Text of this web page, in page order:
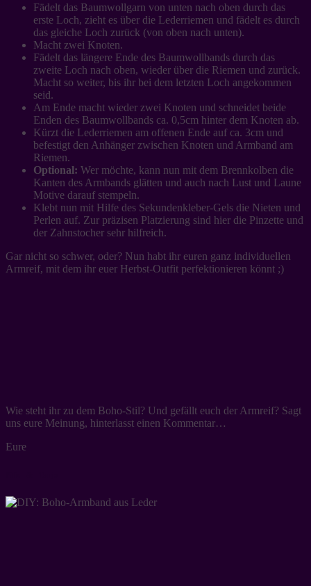
Fädelt das Baumwollgarn von unten nach oben durch das
erste Loch, zieht es über die Lederriemen und fädelt es durch
das gleiche Loch zurück (von oben nach unten).
Macht zwei Knoten.
Fädelt das längere Ende des Baumwollbands durch das
zweite Loch nach oben, wieder über die Riemen und zurück.
Macht so weiter, bis ihr bei dem letzten Loch angekommen
seid.
Am Ende macht wieder zwei Knoten und schneidet beide
Enden des Baumwollbands ca. 0,5cm hinter dem Knoten ab.
Kürzt die Lederriemen am offenen Ende auf ca. 3cm und
befestigt den Anhänger zwischen Knoten und Armband am
Riemen.
Optional: Wer möchte, kann nun mit dem Brennkolben die
Kanten des Armbands glätten und auch nach Lust und Laune
Motive darauf stempeln.
Klebt nun mit Hilfe des Sekundenkleber-Gels die Nieten und
Perlen auf. Zur präzisen Platzierung sind hier die Pinzette und
der Zahnstocher sehr hilfreich.
Gar nicht so schwer, oder? Nun habt ihr euren ganz individuellen
Armreif, mit dem ihr euer Herbst-Outfit perfektionieren könnt ;)
Wie steht ihr zu dem Boho-Stil? Und gefällt euch der Armreif? Sagt
uns eure Meinung, hinterlasst einen Kommentar…
Eure